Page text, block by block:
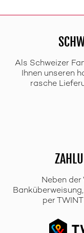
Als Schweizer
Ihnen unseren
rasche
Neben
per